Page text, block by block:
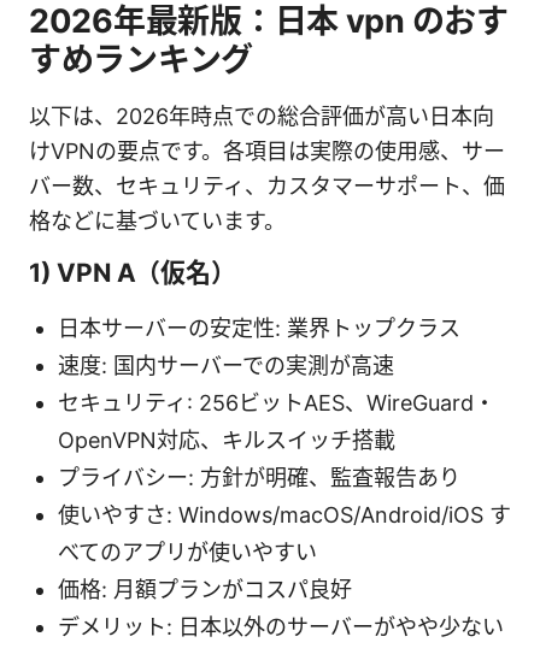
2026年最新版：日本 vpn のおす
すめランキング
以下は、2026年時点での総合評価が高い日本向
けVPNの要点です。各項目は実際の使用感、サー
バー数、セキュリティ、カスタマーサポート、価
格などに基づいています。
1) VPN A（仮名）
日本サーバーの安定性: 業界トップクラス
速度: 国内サーバーでの実測が高速
セキュリティ: 256ビットAES、WireGuard・
OpenVPN対応、キルスイッチ搭載
プライバシー: 方針が明確、監査報告あり
使いやすさ: Windows/macOS/Android/iOS す
べてのアプリが使いやすい
価格: 月額プランがコスパ良好
デメリット: 日本以外のサーバーがやや少ない